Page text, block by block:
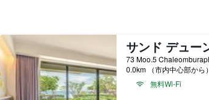
0.0km （市内中心部から）
無料Wi-Fi